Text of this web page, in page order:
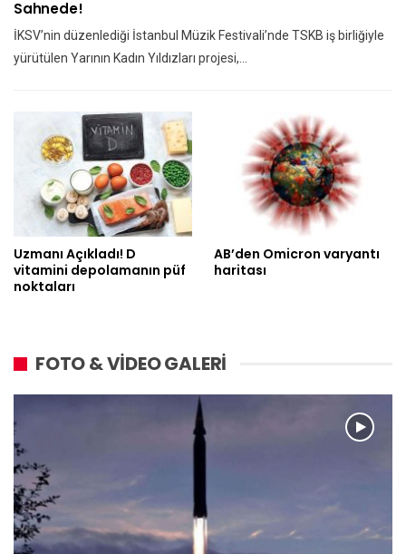
Sahnede!
İKSV’nin düzenlediği İstanbul Müzik Festivali’nde TSKB iş birliğiyle
yürütülen Yarının Kadın Yıldızları projesi,…
Uzmanı Açıkladı! D
vitamini depolamanın püf
noktaları
AB’den Omicron varyantı
haritası
FOTO & VİDEO GALERİ